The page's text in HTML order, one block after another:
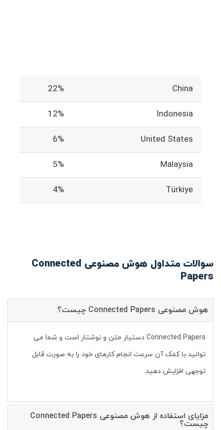
China
22%
Indonesia
12%
United States
6%
Malaysia
5%
Türkiye
4%
سوالات متداول هوش مصنوعی Connected
Papers
هوش مصنوعی Connected Papers چیست؟
Connected Papers دستیار متن و نوشتار است و شما می
توانید با کمک آن سرعت انجام کارهای خود را به صورت قابل
توجهی افزایش دهید.
مزایای استفاده از هوش مصنوعی Connected Papers
چیست؟